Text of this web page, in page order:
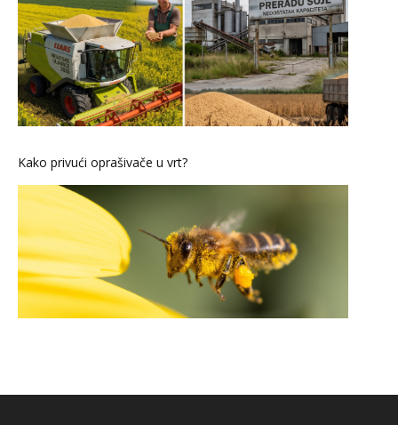
Kako privući oprašivače u vrt?